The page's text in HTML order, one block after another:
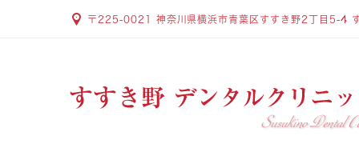
〒225-0021 神奈川県横浜市青葉区すすき野2丁目5-4